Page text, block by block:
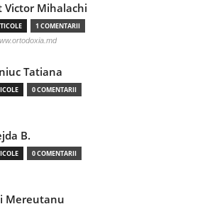
Victor Mihalachi
1 COMENTARII
Tatiana
0 COMENTARII
B.
0 COMENTARII
Mereutanu